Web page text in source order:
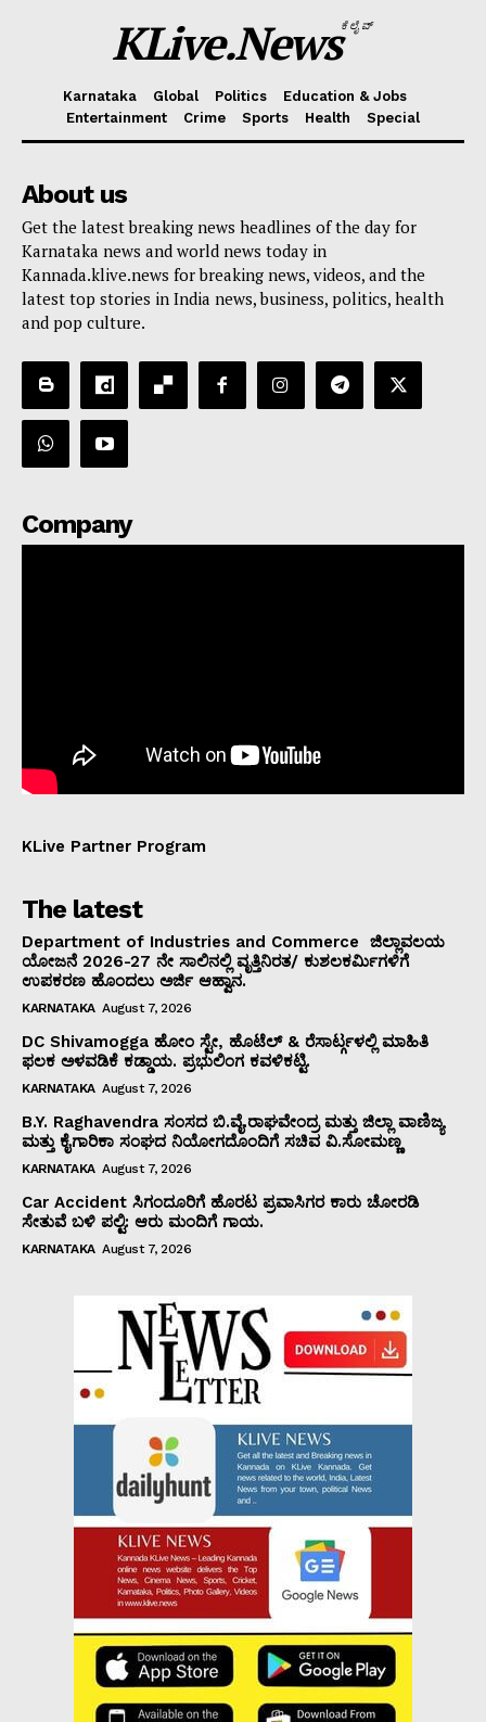
WhatsApp
Facebook
LinkedIn
Messenger
X Telegram
Twitter
EmailCopy
Link
KLive.Newsಕೆಲೈವ್
Karnataka Global Politics
Education & Jobs
Entertainment
Crime Sports Health Special
About us
Get the latest breaking news headlines of the day for
Karnataka news and world news today in
Kannada.klive.news for breaking news, videos, and the
latest top stories in India news, business, politics, health
and pop culture.
Company
KLive Partner Program
The latest
Department of Industries and Commerce ಜಿಲ್ಲಾವಲಯ
ಯೋಜನೆ 2026-27 ನೇ ಸಾಲಿನಲ್ಲಿ ವೃತ್ತಿನಿರತ/ ಕುಶಲಕರ್ಮಿಗಳಿಗೆ
ಉಪಕರಣ ಹೊಂದಲು ಅರ್ಜಿ ಆಹ್ವಾನ.
KARNATAKA August 7, 2026
DC Shivamogga ಹೋಂ ಸ್ಟೇ, ಹೊಟೆಲ್ & ರೆಸಾರ್ಟ್ಗಳಲ್ಲಿ ಮಾಹಿತಿ
ಫಲಕ ಅಳವಡಿಕೆ ಕಡ್ಡಾಯ. ಪ್ರಭುಲಿಂಗ ಕವಳಿಕಟ್ಟಿ.
KARNATAKA August 7, 2026
B.Y. Raghavendra ಸಂಸದ ಬಿ.ವೈ.ರಾಘವೇಂದ್ರ ಮತ್ತು ಜಿಲ್ಲಾ ವಾಣಿಜ್ಯ
ಮತ್ತು ಕೈಗಾರಿಕಾ ಸಂಘದ ನಿಯೋಗದೊಂದಿಗೆ ಸಚಿವ ವಿ‌.ಸೋಮಣ್ಣ
KARNATAKA August 7, 2026
Car Accident ಸಿಗಂದೂರಿಗೆ ಹೊರಟ ಪ್ರವಾಸಿಗರ ಕಾರು ಚೋರಡಿ
ಸೇತುವೆ ಬಳಿ ಪಲ್ಟಿ: ಆರು ಮಂದಿಗೆ ಗಾಯ.
KARNATAKA August 7, 2026